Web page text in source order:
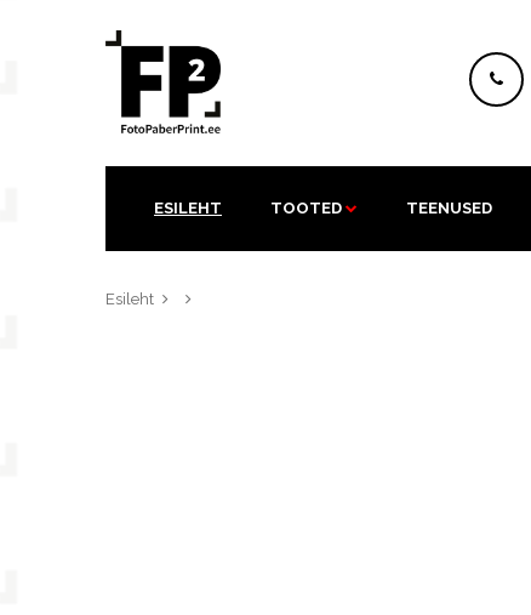
ESILEHT TOOTED TEENUSED
Esileht